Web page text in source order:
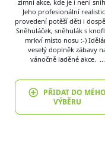
zimní akce, kde je i není
Jeho profesionální
provedení potěší děti i
Sněhuláček, sněhulák s
mrkví místo nosu :-)
veselý doplněk zábavy
vánočně laděné akce. …
PŘIDAT DO MÉHO
VÝBĚRU